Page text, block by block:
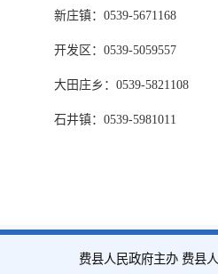
新庄镇：0539-5671168
开发区：0539-5059557
大田庄乡：0539-5821108
石井镇：0539-5981011
费县人民政府主办 费县